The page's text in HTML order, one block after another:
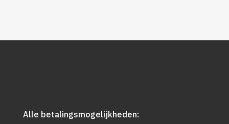
Alle betalingsmogelijkheden: